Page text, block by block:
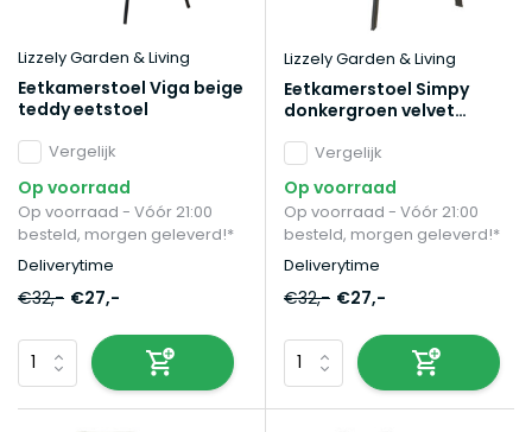
Lizzely Garden & Living
Eetkamerstoel Viga beige
teddy eetstoel
Vergelijk
Op voorraad
Op voorraad - Vóór 21:00
besteld, morgen geleverd!*
Deliverytime
€32,- €27,-
Lizzely Garden & Living
Eetkamerstoel Simpy
donkergroen velvet
Vergelijk
Op voorraad
Op voorraad - Vóór 21:00
besteld, morgen geleverd!*
Deliverytime
€32,- €27,-